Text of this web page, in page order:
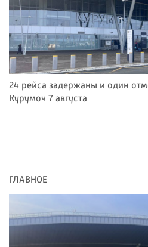
24 рейса задержаны и один
Курумоч 7 августа
ГЛАВНОЕ